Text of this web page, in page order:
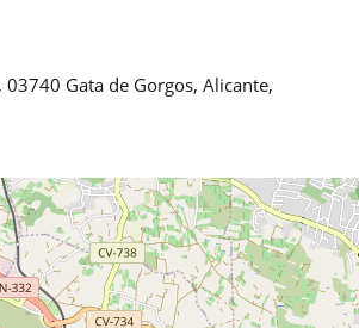
03740 Gata de Gorgos, Alicante,